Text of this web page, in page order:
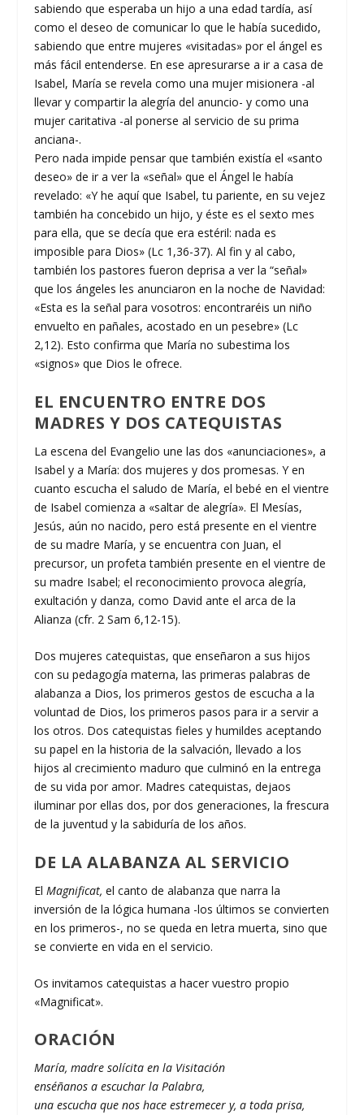
sabiendo que esperaba un hijo a una edad tardía, así
como el deseo de comunicar lo que le había sucedido,
sabiendo que entre mujeres «visitadas» por el ángel es
más fácil entenderse. En ese apresurarse a ir a casa de
Isabel, María se revela como una mujer misionera -al
llevar y compartir la alegría del anuncio- y como una
mujer caritativa -al ponerse al servicio de su prima
anciana-.
Pero nada impide pensar que también existía el «santo
deseo» de ir a ver la «señal» que el Ángel le había
revelado: «Y he aquí que Isabel, tu pariente, en su vejez
también ha concebido un hijo, y éste es el sexto mes
para ella, que se decía que era estéril: nada es
imposible para Dios» (Lc 1,36-37). Al fin y al cabo,
también los pastores fueron deprisa a ver la “señal»
que los ángeles les anunciaron en la noche de Navidad:
«Esta es la señal para vosotros: encontraréis un niño
envuelto en pañales, acostado en un pesebre» (Lc
2,12). Esto confirma que María no subestima los
«signos» que Dios le ofrece.
EL ENCUENTRO ENTRE DOS
MADRES Y DOS CATEQUISTAS
La escena del Evangelio une las dos «anunciaciones», a
Isabel y a María: dos mujeres y dos promesas. Y en
cuanto escucha el saludo de María, el bebé en el vientre
de Isabel comienza a «saltar de alegría». El Mesías,
Jesús, aún no nacido, pero está presente en el vientre
de su madre María, y se encuentra con Juan, el
precursor, un profeta también presente en el vientre de
su madre Isabel; el reconocimiento provoca alegría,
exultación y danza, como David ante el arca de la
Alianza (cfr. 2 Sam 6,12-15).
Dos mujeres catequistas, que enseñaron a sus hijos
con su pedagogía materna, las primeras palabras de
alabanza a Dios, los primeros gestos de escucha a la
voluntad de Dios, los primeros pasos para ir a servir a
los otros. Dos catequistas fieles y humildes aceptando
su papel en la historia de la salvación, llevado a los
hijos al crecimiento maduro que culminó en la entrega
de su vida por amor. Madres catequistas, dejaos
iluminar por ellas dos, por dos generaciones, la frescura
de la juventud y la sabiduría de los años.
DE LA ALABANZA AL SERVICIO
ElMagnificat, el canto de alabanza que narra la
inversión de la lógica humana -los últimos se convierten
en los primeros-, no se queda en letra muerta, sino que
se convierte en vida en el servicio.
Os invitamos catequistas a hacer vuestro propio
«Magnificat».
ORACIÓN
María, madre solícita en la Visitación
enséñanos a escuchar la Palabra,
una escucha que nos hace estremecer y, a toda prisa,